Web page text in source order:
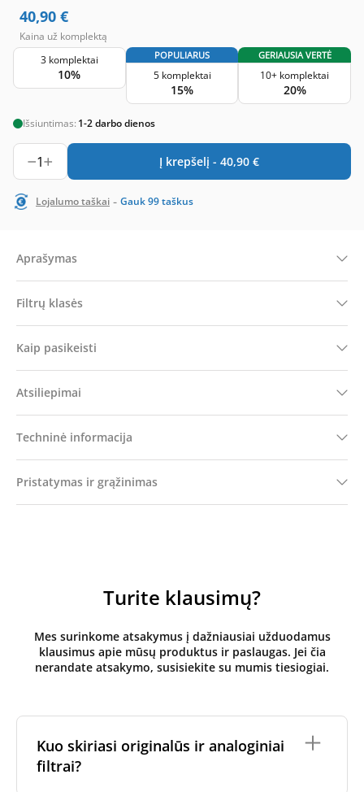
40,90 €
Kaina už komplektą
3 komplektai
10%
POPULIARUS
5 komplektai
15%
GERIAUSIA VERTĖ
10+ komplektai
20%
Išsiuntimas: 1-2 darbo dienos
1 Į krepšelį - 40,90 €
Lojalumo taškai - Gauk99taškus
Aprašymas
Filtrų klasės
Kaip pasikeisti
Atsiliepimai
Techninė informacija
Pristatymas ir grąžinimas
Turite klausimų?
Mes surinkome atsakymus į dažniausiai užduodamus
klausimus apie mūsų produktus ir paslaugas. Jei čia
nerandate atsakymo, susisiekite su mumis tiesiogiai.
Kuo skiriasi originalūs ir analoginiai
filtrai?